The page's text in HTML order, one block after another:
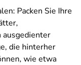
Packen Sie Ihre
ausgedienter
die hinterher
wie etwa